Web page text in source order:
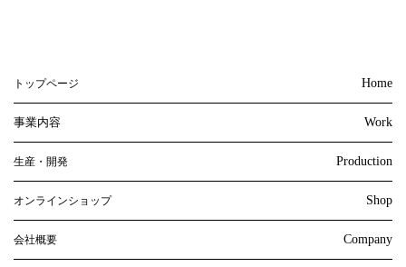
トップページ Home
事業内容 Work
生産・開発 Production
オンラインショップ Shop
会社概要 Company